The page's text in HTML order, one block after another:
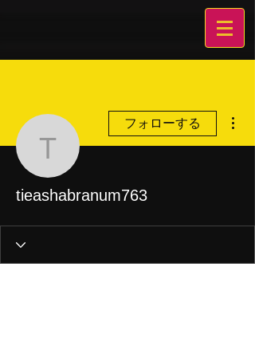
フォローする
tieashabranum763